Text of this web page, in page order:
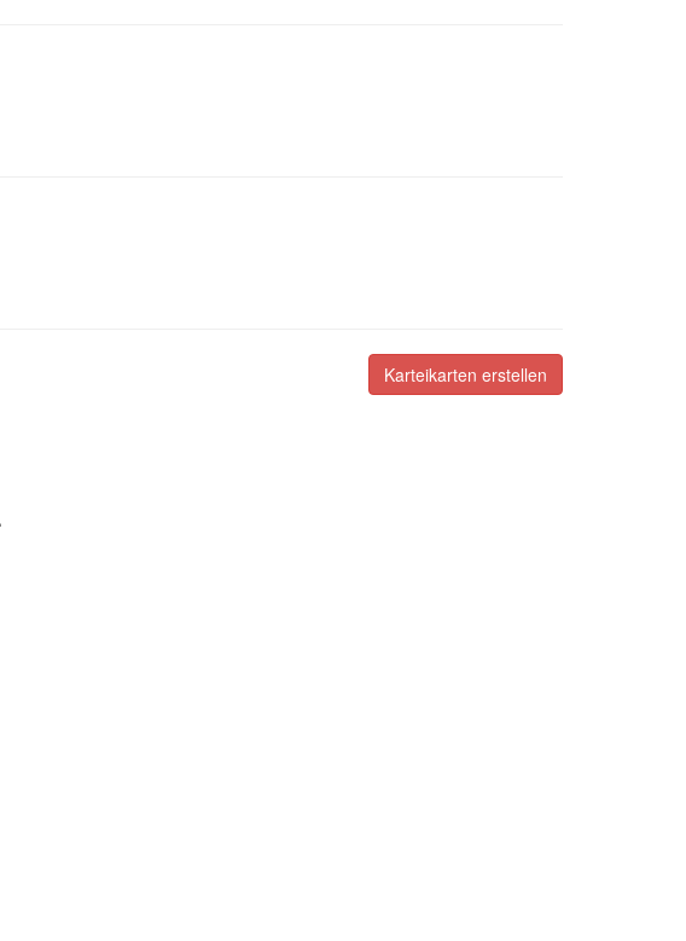
Karteikarten erstellen